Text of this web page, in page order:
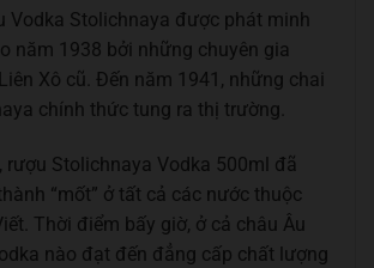
Vodka Stolichnaya được phát minh
năm 1938 bởi những chuyên gia
Xô cũ. Đến năm 1941, những chai
chính thức tung ra thị trường.
rượu Stolichnaya Vodka 500ml đã
“mốt” ở tất cả các nước thuộc
Thời điểm bấy giờ, ở cả châu Âu
nào đạt đến đẳng cấp chất lượng